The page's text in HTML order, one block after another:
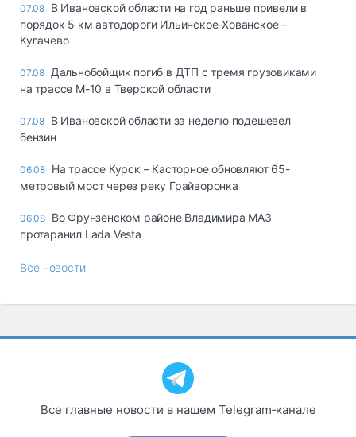
07.08 В Ивановской области на год раньше привели в
порядок 5 км автодороги Ильинское-Хованское –
Кулачево
07.08 Дальнобойщик погиб в ДТП с тремя грузовиками
на трассе М-10 в Тверской области
07.08 В Ивановской области за неделю подешевел
бензин
06.08 На трассе Курск – Касторное обновляют 65-
метровый мост через реку Грайворонка
06.08 Во Фрунзенском районе Владимира МАЗ
протаранил Lada Vesta
Все новости
Все главные новости в нашем Telegram‑канале